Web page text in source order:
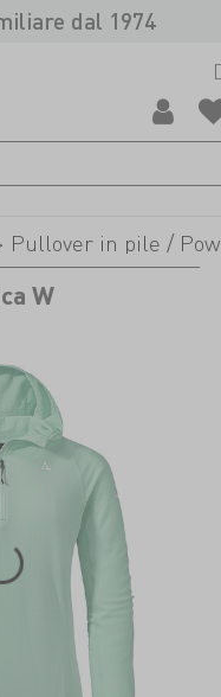
dal 1974
Pullover in pile /
W